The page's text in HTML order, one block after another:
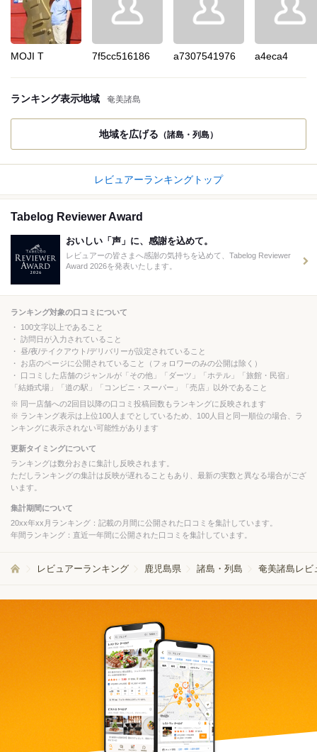
MOJI T 7f5cc516186 a7307541976 a4eca4
ランキング表示地域 奄美諸島
地域を広げる （諸島・列島）
レビュアーランキングトップ
Tabelog Reviewer Award
おいしい「声」に、感謝を込めて。
レビュアーの皆さまへ感謝の気持ちを込めて、Tabelog Reviewer
Award 2026を発表いたします。
ランキング対象の口コミについて
100文字以上であること
訪問日が入力されていること
昼/夜/テイクアウト/デリバリーが設定されていること
お店のページに公開されていること（フォロワーのみの公開は除く）
口コミした店舗のジャンルが「その他」「ダーツ」「ホテル」「旅館・民宿」
「結婚式場」「道の駅」「コンビニ・スーパー」「売店」以外であること
同一店舗への2回目以降の口コミ投稿回数もランキングに反映されます
ランキング表示は上位100人までとしているため、100人目と同一順位の場合、ラ
ンキングに表示されない可能性があります
更新タイミングについて
ランキングは数分おきに集計し反映されます。
ただしランキングの集計は反映が遅れることもあり、最新の実数と異なる場合がござ
います。
集計期間について
20xx年xx月ランキング：記載の月間に公開された口コミを集計しています。
年間ランキング：直近一年間に公開された口コミを集計しています。
レビュアーランキング 鹿児島県 諸島・列島 奄美諸島レビ